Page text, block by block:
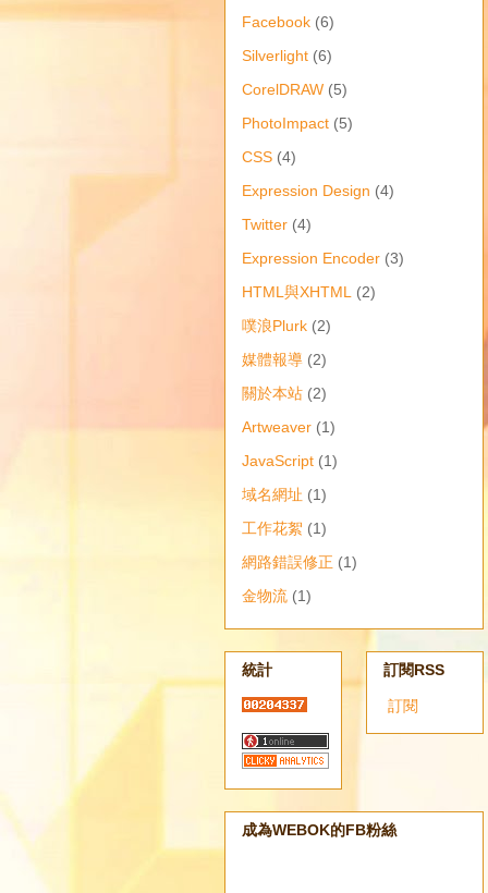
Facebook (6)
Silverlight (6)
CorelDRAW (5)
PhotoImpact (5)
CSS (4)
Expression Design (4)
Twitter (4)
Expression Encoder (3)
HTML與XHTML
(2)
噗浪Plurk (2)
媒體報導 (2)
關於本站 (2)
Artweaver (1)
JavaScript (1)
域名網址 (1)
工作花絮 (1)
網路錯誤修正 (1)
金物流 (1)
統計 訂閱RSS
訂閱
成為WEBOK的FB粉絲